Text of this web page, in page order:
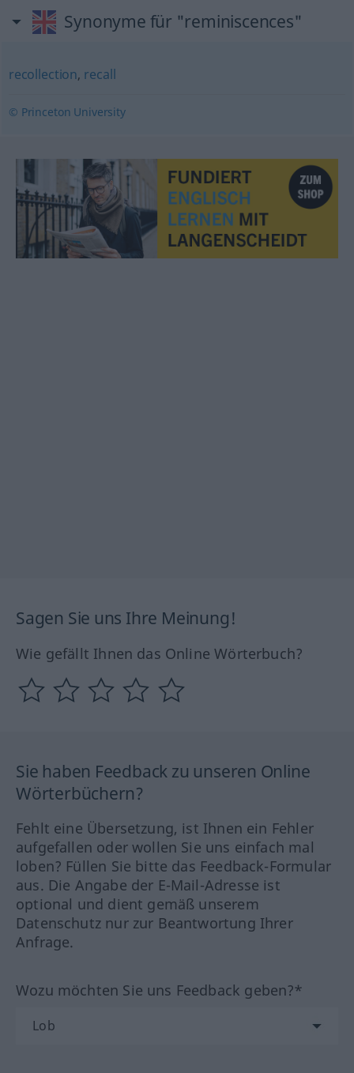
Synonyme für "reminiscences"
recollection, recall
© Princeton University
Sagen Sie uns Ihre Meinung!
Wie gefällt Ihnen das Online Wörterbuch?
Sie haben Feedback zu unseren Online
Wörterbüchern?
Fehlt eine Übersetzung, ist Ihnen ein Fehler
aufgefallen oder wollen Sie uns einfach mal
loben? Füllen Sie bitte das Feedback-Formular
aus. Die Angabe der E-Mail-Adresse ist
optional und dient gemäß unserem
Datenschutz nur zur Beantwortung Ihrer
Anfrage.
Wozu möchten Sie uns Feedback geben?*